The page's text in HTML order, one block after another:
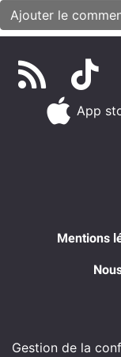
App
Mentions
Gestion de la